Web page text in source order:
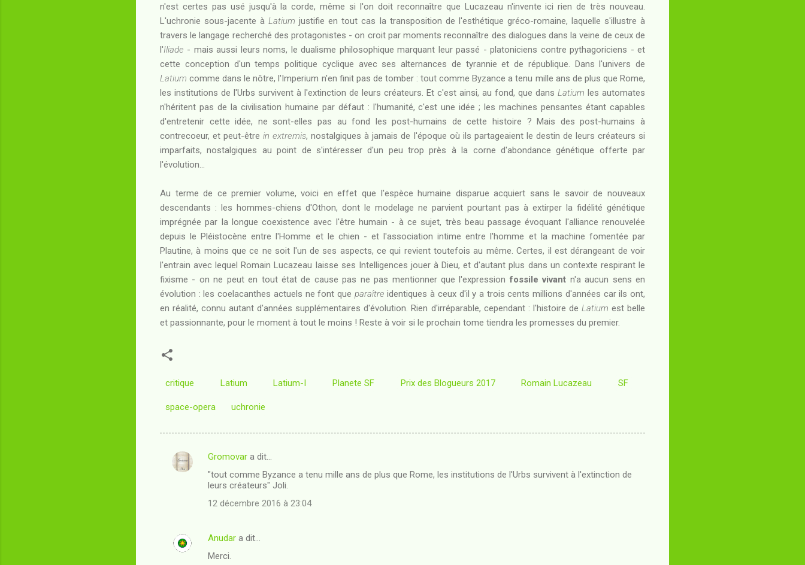
n'est certes pas usé jusqu'à la corde, même si l'on doit reconnaître que Lucazeau n'invente ici rien de très nouveau.
L'uchronie sous-jacente àLatium justifie en tout cas la transposition de l'esthétique gréco-romaine, laquelle s'illustre à
travers le langage recherché des protagonistes - on croit par moments reconnaître des dialogues dans la veine de ceux de
l'Iliade - mais aussi leurs noms, le dualisme philosophique marquant leur passé - platoniciens contre pythagoriciens - et
cette conception d'un temps politique cyclique avec ses alternances de tyrannie et de république. Dans l'univers de
Latium comme dans le nôtre, l'Imperium n'en finit pas de tomber : tout comme Byzance a tenu mille ans de plus que Rome,
les institutions de l'Urbs survivent à l'extinction de leurs créateurs. Et c'est ainsi, au fond, que dans Latium les automates
n'héritent pas de la civilisation humaine par défaut : l'humanité, c'est une idée ; les machines pensantes étant capables
d'entretenir cette idée, ne sont-elles pas au fond les post-humains de cette histoire ? Mais des post-humains à
contrecoeur, et peut-êtrein extremis, nostalgiques à jamais de l'époque où ils partageaient le destin de leurs créateurs si
imparfaits, nostalgiques au point de s'intéresser d'un peu trop près à la corne d'abondance génétique offerte par
l'évolution...
Au terme de ce premier volume, voici en effet que l'espèce humaine disparue acquiert sans le savoir de nouveaux
descendants : les hommes-chiens d'Othon, dont le modelage ne parvient pourtant pas à extirper la fidélité génétique
imprégnée par la longue coexistence avec l'être humain - à ce sujet, très beau passage évoquant l'alliance renouvelée
depuis le Pléistocène entre l'Homme et le chien - et l'association intime entre l'homme et la machine fomentée par
Plautine, à moins que ce ne soit l'un de ses aspects, ce qui revient toutefois au même. Certes, il est dérangeant de voir
l'entrain avec lequel Romain Lucazeau laisse ses Intelligences jouer à Dieu, et d'autant plus dans un contexte respirant le
fixisme - on ne peut en tout état de cause pas ne pas mentionner que l'expressionfossile vivant n'a aucun sens en
évolution : les coelacanthes actuels ne font que paraître identiques à ceux d'il y a trois cents millions d'années car ils ont,
en réalité, connu autant d'années supplémentaires d'évolution. Rien d'irréparable, cependant : l'histoire de Latium est belle
et passionnante, pour le moment à tout le moins ! Reste à voir si le prochain tome tiendra les promesses du premier.
critique Latium Latium-I Planete SF Prix des Blogueurs 2017 Romain Lucazeau SF
space-opera uchronie
C
n
Gromovar a dit…
"tout comme Byzance a tenu mille ans de plus que Rome, les institutions de l'Urbs survivent à l'extinction de
leurs créateurs" Joli.
12 décembre 2016 à 23:04
Anudar a dit…
Merci.